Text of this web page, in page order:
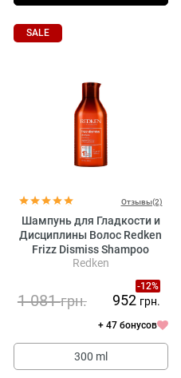
SALE
Отзывы(2)
Шампунь для Гладкости и
Дисциплины Волос Redken
Frizz Dismiss Shampoo
Redken
-12%
1 081грн. 952 грн.
+ 47 бонусов
300 ml